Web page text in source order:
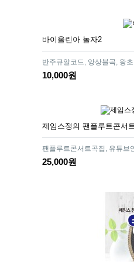
바이올린아 놀자2
반주큐알코드, 앙상블곡, 왕
10,000원
제임스정의 팬플루트콘서
팬플루트콘서트곡집, 유튜브
25,000원